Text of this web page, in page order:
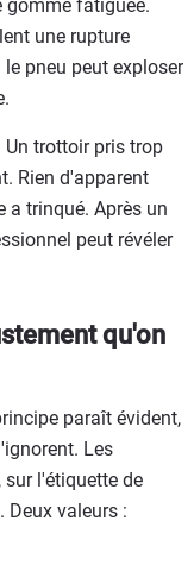
gomme fatiguée.
une rupture
pneu peut exploser
trottoir pris trop
Rien d'apparent
a trinqué. Après un
peut révéler
qu'on
paraît évident,
Les
l'étiquette de
Deux valeurs :